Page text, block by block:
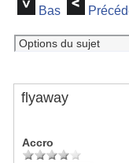
Bas
flyaway
Accro